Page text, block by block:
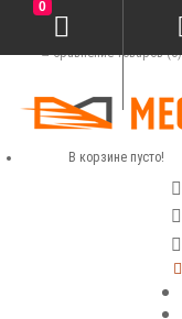
Сравнение товаров (0)
0
В корзине пусто!